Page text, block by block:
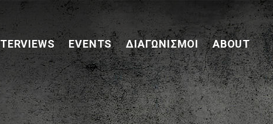
EVENTS ΔΙΑΓΩΝΙΣΜΟΊ ABOUT